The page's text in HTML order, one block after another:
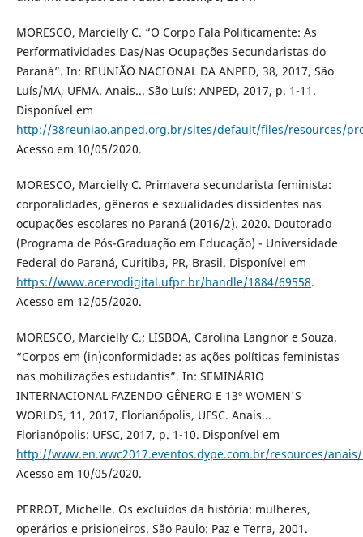
MORESCO, Marcielly C. “O Corpo Fala Politicamente: As
Performatividades Das/Nas Ocupações Secundaristas do
Paraná”. In: REUNIÃO NACIONAL DA ANPED, 38, 2017, São
Luís/MA, UFMA. Anais... São Luís: ANPED, 2017, p. 1-11.
Disponível em
http://38reuniao.anped.org.br/sites/default/files/resources/
Acesso em 10/05/2020.
MORESCO, Marcielly C. Primavera secundarista feminista:
corporalidades, gêneros e sexualidades dissidentes nas
ocupações escolares no Paraná (2016/2). 2020. Doutorado
(Programa de Pós-Graduação em Educação) - Universidade
Federal do Paraná, Curitiba, PR, Brasil. Disponível em
https://www.acervodigital.ufpr.br/handle/1884/69558.
Acesso em 12/05/2020.
MORESCO, Marcielly C.; LISBOA, Carolina Langnor e Souza.
“Corpos em (in)conformidade: as ações políticas feministas
nas mobilizações estudantis”. In: SEMINÁRIO
INTERNACIONAL FAZENDO GÊNERO E 13º WOMEN'S
WORLDS, 11, 2017, Florianópolis, UFSC. Anais...
Florianópolis: UFSC, 2017, p. 1-10. Disponível em
http://www.en.wwc2017.eventos.dype.com.br/resources/anais/
Acesso em 10/05/2020.
PERROT, Michelle. Os excluídos da história: mulheres,
operários e prisioneiros. São Paulo: Paz e Terra, 2001.